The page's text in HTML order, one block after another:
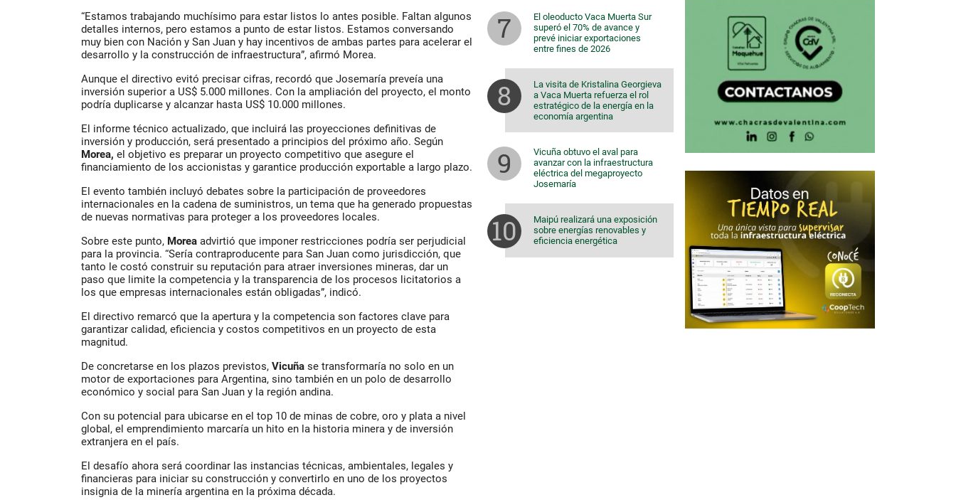
“Estamos trabajando muchísimo para estar listos lo antes posible. Faltan algunos
detalles internos, pero estamos a punto de estar listos. Estamos conversando
muy bien con Nación y San Juan y hay incentivos de ambas partes para acelerar el
desarrollo y la construcción de infraestructura”, afirmó Morea.
Aunque el directivo evitó precisar cifras, recordó que Josemaría preveía una
inversión superior a US$ 5.000 millones. Con la ampliación del proyecto, el monto
podría duplicarse y alcanzar hasta US$ 10.000 millones.
El informe técnico actualizado, que incluirá las proyecciones definitivas de
inversión y producción, será presentado a principios del próximo año. Según
Morea, el objetivo es preparar un proyecto competitivo que asegure el
financiamiento de los accionistas y garantice producción exportable a largo plazo.
El evento también incluyó debates sobre la participación de proveedores
internacionales en la cadena de suministros, un tema que ha generado propuestas
de nuevas normativas para proteger a los proveedores locales.
Sobre este punto, Morea advirtió que imponer restricciones podría ser perjudicial
para la provincia. “Sería contraproducente para San Juan como jurisdicción, que
tanto le costó construir su reputación para atraer inversiones mineras, dar un
paso que limite la competencia y la transparencia de los procesos licitatorios a
los que empresas internacionales están obligadas”, indicó.
El directivo remarcó que la apertura y la competencia son factores clave para
garantizar calidad, eficiencia y costos competitivos en un proyecto de esta
magnitud.
De concretarse en los plazos previstos, Vicuña se transformaría no solo en un
motor de exportaciones para Argentina, sino también en un polo de desarrollo
económico y social para San Juan y la región andina.
Con su potencial para ubicarse en el top 10 de minas de cobre, oro y plata a nivel
global, el emprendimiento marcaría un hito en la historia minera y de inversión
extranjera en el país.
El desafío ahora será coordinar las instancias técnicas, ambientales, legales y
financieras para iniciar su construcción y convertirlo en uno de los proyectos
insignia de la minería argentina en la próxima década.
El oleoducto Vaca Muerta Sur
superó el 70% de avance y
prevé iniciar exportaciones
entre fines de 2026
La visita de Kristalina Georgieva
a Vaca Muerta refuerza el rol
estratégico de la energía en la
economía argentina
Vicuña obtuvo el aval para
avanzar con la infraestructura
eléctrica del megaproyecto
Josemaría
Maipú realizará una exposición
sobre energías renovables y
eficiencia energética